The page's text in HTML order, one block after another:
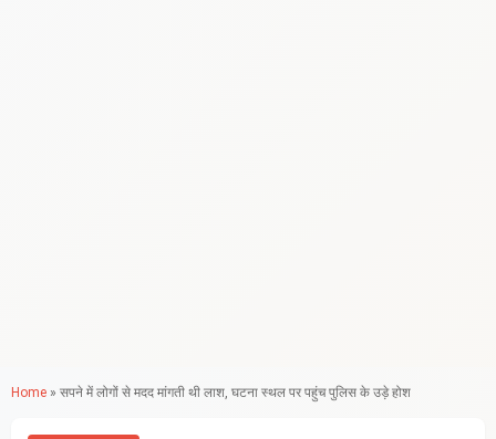
Home » सपने में लोगों से मदद मांगती थी लाश, घटना स्थल पर पहुंच पुलिस के उड़े होश